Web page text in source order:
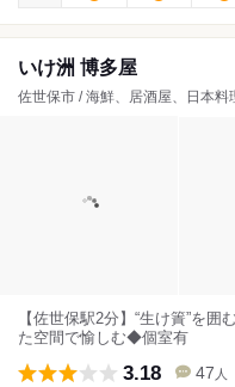
いけ洲 博多屋
佐世保市 / 海鮮、居酒屋、日本料
【佐世保駅2分】“生け簀”を
た空間で愉しむ◆個室有
3.18 47 人